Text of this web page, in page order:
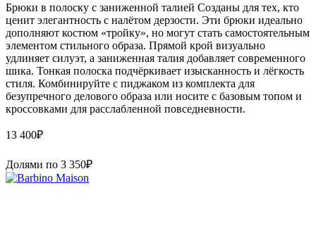
Брюки в полоску с заниженной талией Созданы для тех, кто
ценит элегантность с налётом дерзости. Эти брюки идеально
дополняют костюм «тройку», но могут стать самостоятельным
элементом стильного образа. Прямой крой визуально
удлиняет силуэт, а заниженная талия добавляет современного
шика. Тонкая полоска подчёркивает изысканность и лёгкость
стиля. Комбинируйте с пиджаком из комплекта для
безупречного делового образа или носите с базовым топом и
кроссовками для расслабленной повседневности.
13 400₽
Долями по 3 350₽